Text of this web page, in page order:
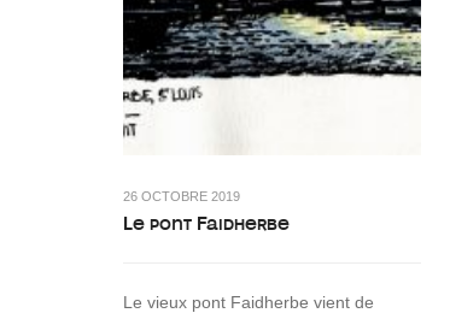
26 OCTOBRE 2019
Le pont Faidherbe
Le vieux pont Faidherbe vient de